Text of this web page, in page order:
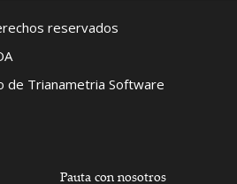
reservados
de Trianametria Software
Pauta con nosotros